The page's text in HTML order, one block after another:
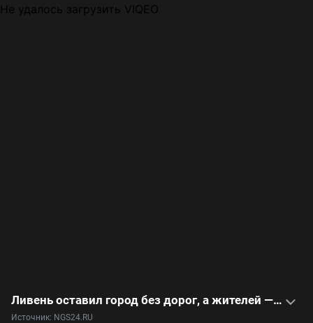
Не удалось загрузить VIQEO
Ливень оставил город без дорог, а жителей — без авто. Кому так не повезло — видео
Источник: NGS24.RU